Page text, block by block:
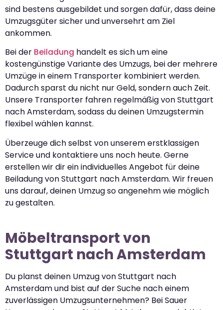
sind bestens ausgebildet und sorgen dafür, dass deine
Umzugsgüter sicher und unversehrt am Ziel
ankommen.
Bei der Beiladung handelt es sich um eine
kostengünstige Variante des Umzugs, bei der mehrere
Umzüge in einem Transporter kombiniert werden.
Dadurch sparst du nicht nur Geld, sondern auch Zeit.
Unsere Transporter fahren regelmäßig von Stuttgart
nach Amsterdam, sodass du deinen Umzugstermin
flexibel wählen kannst.
Überzeuge dich selbst von unserem erstklassigen
Service und kontaktiere uns noch heute. Gerne
erstellen wir dir ein individuelles Angebot für deine
Beiladung von Stuttgart nach Amsterdam. Wir freuen
uns darauf, deinen Umzug so angenehm wie möglich
zu gestalten.
Möbeltransport von
Stuttgart nach Amsterdam
Du planst deinen Umzug von Stuttgart nach
Amsterdam und bist auf der Suche nach einem
zuverlässigen Umzugsunternehmen? Bei Sauer